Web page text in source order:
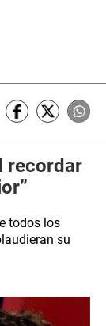
recordar
todos los
su